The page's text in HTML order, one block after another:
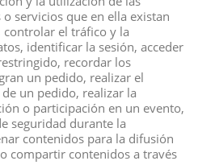
es el canguro rojo - macho, una de las
muestra una familia completa
y femeninos con sus crías.Los
tienen una constitución poderosa.
machos a veces se pelean por
reclinan sobre su robusta cola y se
adelante con sus fuertes patas
servicios que en ella existan
el tráfico y la
identificar la sesión, acceder
recordar los
un pedido, realizar el
un pedido, realizar la
o participación en un evento,
seguridad durante la
contenidos para la difusión
compartir contenidos a través